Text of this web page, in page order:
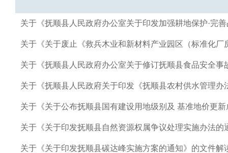
关于《抚顺县人民政府办公室关于印发加强耕地保护·完
关于《关于废止《救兵木业和新材料产业园区（标准化
关于《抚顺县人民政府办公室关于修订抚顺县食品安全
关于《抚顺县人民政府关于印发《抚顺县农村供水管理办
关于《关于公布抚顺县国有建设用地级别及 基准地价更
关于《关于印发抚顺县自然资源权属争议处理实施办法的
关于《关于印发抚顺县碳达峰实施方案的通知》的文件解